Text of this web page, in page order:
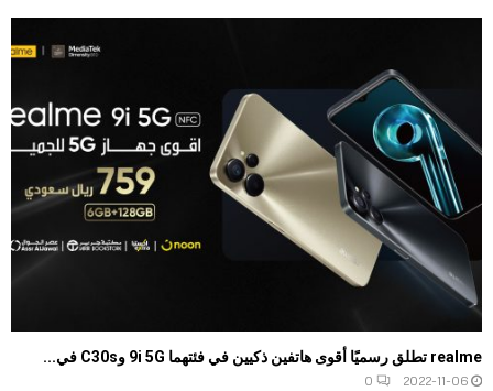
realme تطلق رسميًا أقوى هاتفين ذكيين في فئتهما 9i 5G وC30s في...
2022-11-06
0